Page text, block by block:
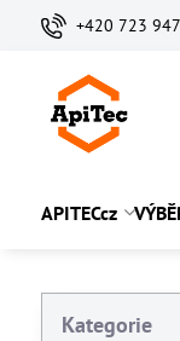
+420 723
APITECcz
Kategorie